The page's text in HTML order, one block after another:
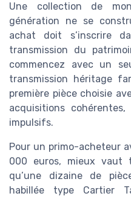
Une collection de
génération ne se
achat doit s’inscrire
transmission du
commencez avec un
transmission héritage
première pièce choisie
acquisitions
impulsifs.
Pour un primo-acheteur
000 euros, mieux vaut
qu’une dizaine de
habillée type Cartier